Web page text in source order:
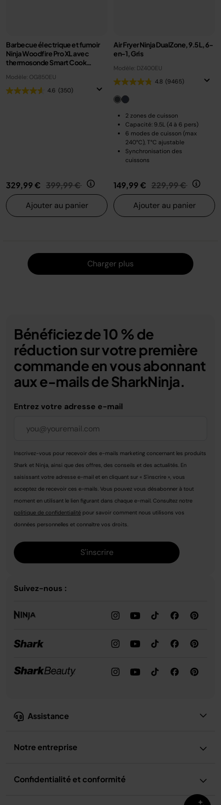
Barbecue électrique et fumoir
Ninja Woodfire Pro XL avec
thermosonde Smart Cook
Modèle: OG850EU
4.6 (350)
329,99 € Prix réduit de
399,99 € au
Ajouter au panier
Air Fryer Ninja DualZone, 9.5L, 6-
en-1, Gris
Modèle: DZ400EU
4.8 (9465)
2 zones de cuisson
Capacité: 9.5L (4 à 6 pers)
6 modes de cuisson (max
240°C), T°C ajustable
Synchronisation des
cuissons
149,99 € Prix réduit de
229,99 € au
Ajouter au panier
Charger plus
Assistance
Notre entreprise
Confidentialité et conformité
Bénéficiez de 10 % de
réduction sur votre première
commande en vous abonnant
aux e-mails de SharkNinja.
Entrez votre adresse e-mail
Inscrivez-vous pour recevoir des e-mails marketing concernant les produits
Shark et Ninja, ainsi que des offres, des conseils et des actualités. En
saisissant votre adresse e-mail et en cliquant sur « S'inscrire », vous
acceptez de recevoir ces e-mails. Vous pouvez vous désabonner à tout
moment en utilisant le lien figurant dans chaque e-mail. Consultez notre
politique de confidentialité pour savoir comment nous utilisons vos
données personnelles et connaître vos droits.
S'inscrire
Suivez-nous :